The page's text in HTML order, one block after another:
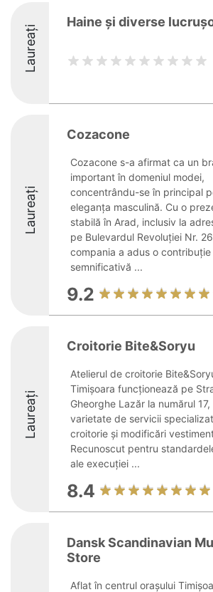
Laureați
Haine și diverse
Laureați
Cozacone
Cozacone s-a afirmat ca un
important în domeniul modei,
concentrându-se în principal
eleganța masculină. Cu o
stabilă în Arad, inclusiv la
pe Bulevardul Revoluției Nr.
compania a adus o contribuție
semnificativă ...
9.2
Laureați
Croitorie Bite&Soryu
Atelierul de croitorie
Timișoara funcționează pe
Gheorghe Lazăr la numărul
varietate de servicii
croitorie și modificări
Recunoscut pentru
ale execuției ...
8.4
Dansk Scandinavian
Store
Aflat în centrul orașului